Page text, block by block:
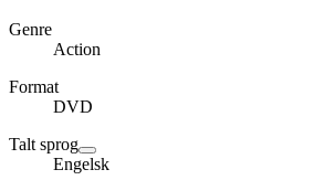
Genre
Action
Format
DVD
Talt sprog
Engelsk